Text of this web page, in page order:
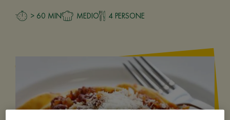
> 60 MIN MEDIO 4 PERSONE